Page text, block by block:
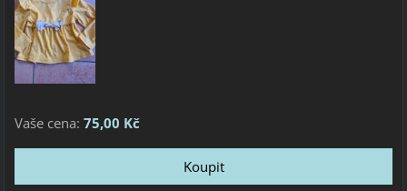
Vaše cena: 75,00 Kč